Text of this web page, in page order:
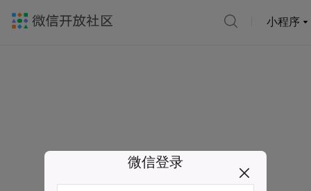
小程序
微信登录